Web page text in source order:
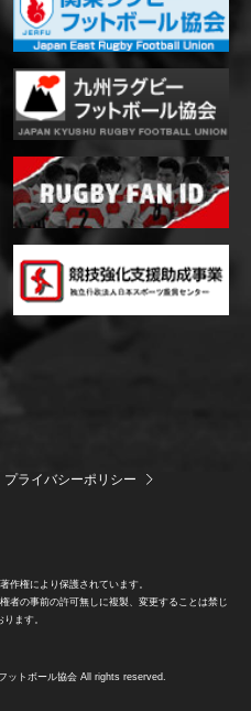
プライバシーポリシー
作権により保護されています。
者の事前の許可無しに複製、変更することは禁じ
ります。
ットボール協会 All rights reserved.